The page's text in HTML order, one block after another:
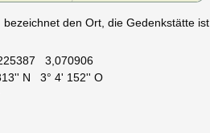
bezeichnet den Ort, die Gedenkstätte ist
3,070906
N 3° 4' 152'' O